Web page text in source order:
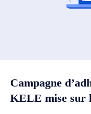
Campagne
KELE mise sur